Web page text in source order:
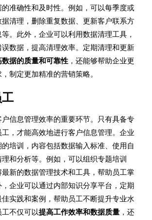
的准确性和及时性。例如，可以每季度或
清理，删除重复数据、更新客户联系方
。此外，企业可以利用数据清理工具，
误数据，提高清理效率。定期清理和更新
数据的质量和可靠性 ，还能够帮助企业更
制定更加精准的营销策略。
信息管理效率的重要环节。只有具备专
，才能高效地进行客户信息管理。企业
培训，内容包括数据输入标准、使用自
和分析等。例如，可以组织专题培训
新的数据管理技术和工具，帮助员工掌
企业可以通过内部知识分享平台，定期
实践和案例，帮助员工不断提升专业水
工不仅可以提高工作效率和数据质量 ，还